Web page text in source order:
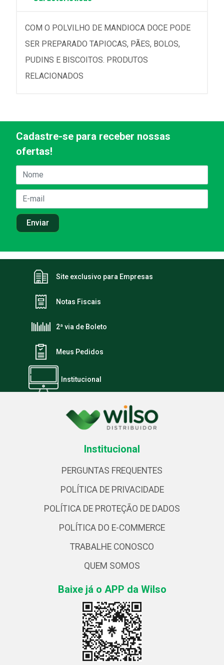
COM O POLVILHO DE MANDIOCA DOCE PODE
SER PREPARADO TAPIOCAS, PÃES, BOLOS,
PUDINS E BISCOITOS. PRODUTOS
RELACIONADOS
Cadastre-se para receber nossas
ofertas!
Site exclusivo para Empresas
Notas Fiscais
2ª via de Boleto
Meus Pedidos
Institucional
Institucional
PERGUNTAS FREQUENTES
POLÍTICA DE PRIVACIDADE
POLÍTICA DE PROTEÇÃO DE DADOS
POLÍTICA DO E-COMMERCE
TRABALHE CONOSCO
QUEM SOMOS
Baixe já o APP da Wilso